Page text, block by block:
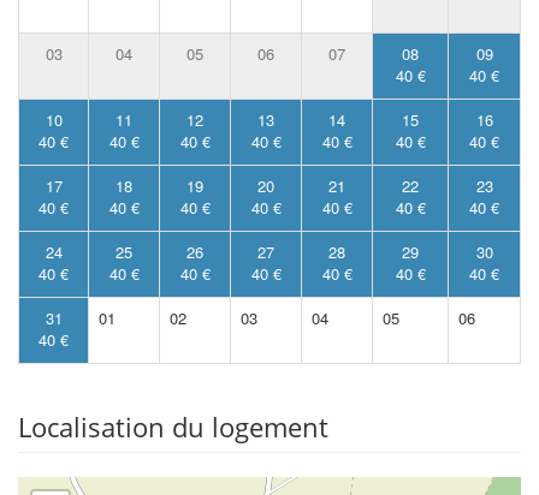
03 04 05 06 07
08
40 €
09
40 €
10
40 €
11
40 €
12
40 €
13
40 €
14
40 €
15
40 €
16
40 €
17
40 €
18
40 €
19
40 €
20
40 €
21
40 €
22
40 €
23
40 €
24
40 €
25
40 €
26
40 €
27
40 €
28
40 €
29
40 €
30
40 €
31
40 €
01 02 03 04 05 06
Localisation du logement